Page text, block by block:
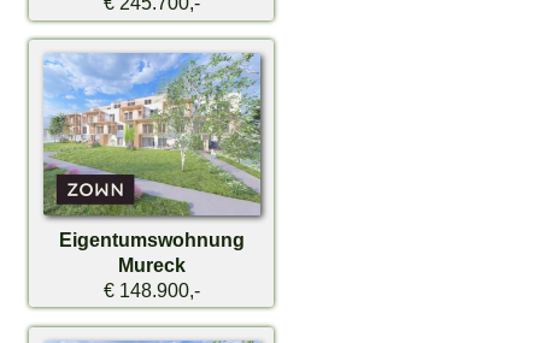
Eigentumswohnung
Mureck
€ 148.900,-